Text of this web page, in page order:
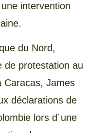
intervention
du Nord,
de protestation au
Caracas, James
déclarations de
lors d´une